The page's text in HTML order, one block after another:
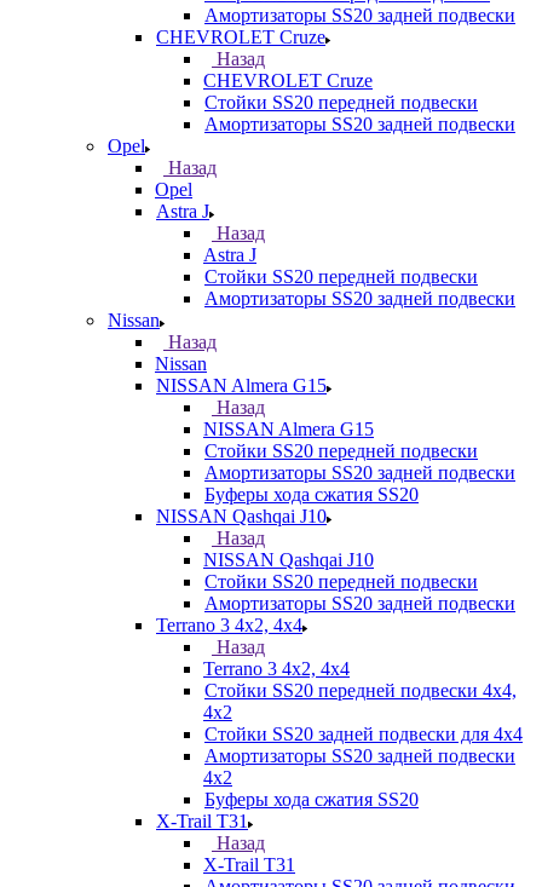
Амортизаторы SS20 задней подвески
CHEVROLET Cruze
Назад
CHEVROLET Cruze
Стойки SS20 передней подвески
Амортизаторы SS20 задней подвески
Opel
Назад
Opel
Astra J
Назад
Astra J
Стойки SS20 передней подвески
Амортизаторы SS20 задней подвески
Nissan
Назад
Nissan
NISSAN Almera G15
Назад
NISSAN Almera G15
Стойки SS20 передней подвески
Амортизаторы SS20 задней подвески
Буферы хода сжатия SS20
NISSAN Qashqai J10
Назад
NISSAN Qashqai J10
Стойки SS20 передней подвески
Амортизаторы SS20 задней подвески
Terrano 3 4х2, 4х4
Назад
Terrano 3 4х2, 4х4
Стойки SS20 передней подвески 4х4,
4x2
Стойки SS20 задней подвески для 4х4
Амортизаторы SS20 задней подвески
4х2
Буферы хода сжатия SS20
X-Trail T31
Назад
X-Trail T31